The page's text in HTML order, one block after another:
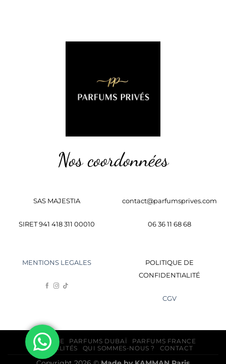
Nos coordonnées
SAS MAJESTIA
SIRET 941 418 311 00010
contact@parfumsprives.com
06 36 11 68 68
MENTIONS LEGALES
POLITIQUE DE
CONFIDENTIALITÉ
CGV
BOUTIQUE PARFUMS DUBAÏ
PARFUMS FRANCE
ACTUALITÉS
QUI SOMMES-NOUS ? CONTACT